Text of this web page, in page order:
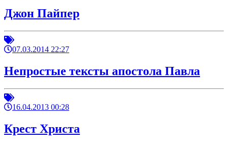
Джон Пайпер
07.03.2014 22:27
Непростые тексты апостола Павла
16.04.2013 00:28
Крест Христа